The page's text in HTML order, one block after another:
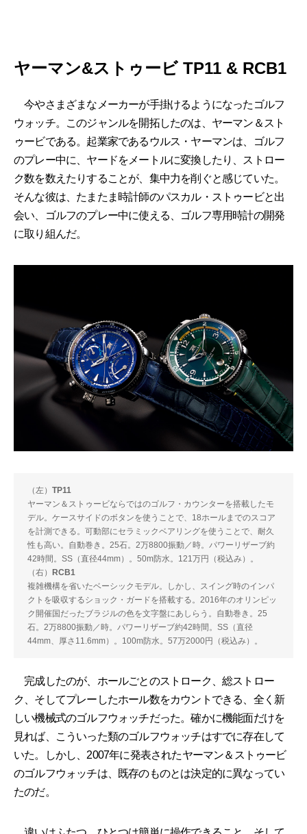
ヤーマン&ストゥービ TP11 & RCB1
今やさまざまなメーカーが手掛けるようになったゴルフ
ウォッチ。このジャンルを開拓したのは、ヤーマン＆スト
ゥービである。起業家であるウルス・ヤーマンは、ゴルフ
のプレー中に、ヤードをメートルに変換したり、ストロー
ク数を数えたりすることが、集中力を削ぐと感じていた。
そんな彼は、たまたま時計師のパスカル・ストゥービと出
会い、ゴルフのプレー中に使える、ゴルフ専用時計の開発
に取り組んだ。
（左） TP11
ヤーマン＆ストゥービならではのゴルフ・カウンターを搭載したモ
デル。ケースサイドのボタンを使うことで、18ホールまでのスコア
を計測できる。可動部にセラミックベアリングを使うことで、耐久
性も高い。自動巻き。25石。2万8800振動／時。パワーリザーブ約
42時間。SS（直径44mm）。50m防水。121万円（税込み）。
（右）
RCB1
複雑機構を省いたベーシックモデル。しかし、スイング時のインパ
クトを吸収するショック・ガードを搭載する。2016年のオリンピッ
ク開催国だったブラジルの色を文字盤にあしらう。自動巻き。25
石。2万8800振動／時。パワーリザーブ約42時間。SS（直径
44mm、厚さ11.6mm）。100m防水。57万2000円（税込み）。
完成したのが、ホールごとのストローク、総ストロー
ク、そしてプレーしたホール数をカウントできる、全く新
しい機械式のゴルフウォッチだった。確かに機能面だけを
見れば、こういった類のゴルフウォッチはすでに存在して
いた。しかし、2007年に発表されたヤーマン＆ストゥービ
のゴルフウォッチは、既存のものとは決定的に異なってい
たのだ。